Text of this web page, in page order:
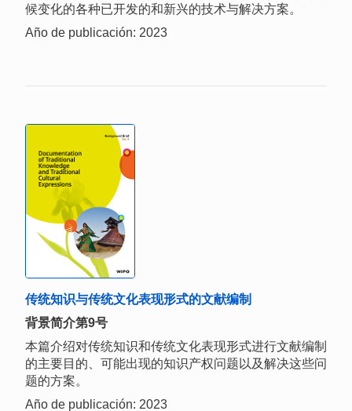
候变化的各种已开发的和新兴的技术与解决方案。
Año de publicación: 2023
传统知识与传统文化表现形式的文献编制
背景简介第9号
本篇介绍对传统知识和传统文化表现形式进行文献编制
的主要目的、可能出现的知识产权问题以及解决这些问
题的方案。
Año de publicación: 2023